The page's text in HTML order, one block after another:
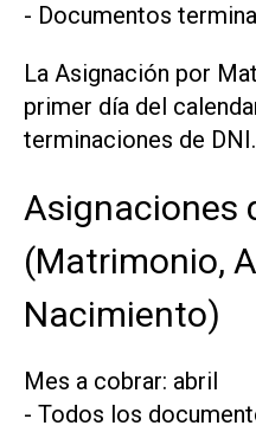
- Documentos
La Asignación por
primer día del
terminaciones de DNI.
Asignaciones
(Matrimonio,
Nacimiento)
Mes a cobrar: abril
- Todos los